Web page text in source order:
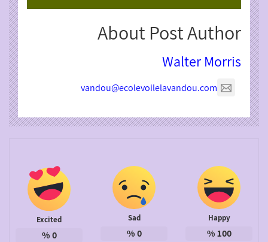
About Post Author
Walter Morris
vandou@ecolevoilelavandou.com
Happy
100
%
Sad
0
%
Excited
0
%